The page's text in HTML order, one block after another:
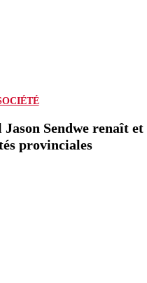
Sendwe renaît et
provinciales